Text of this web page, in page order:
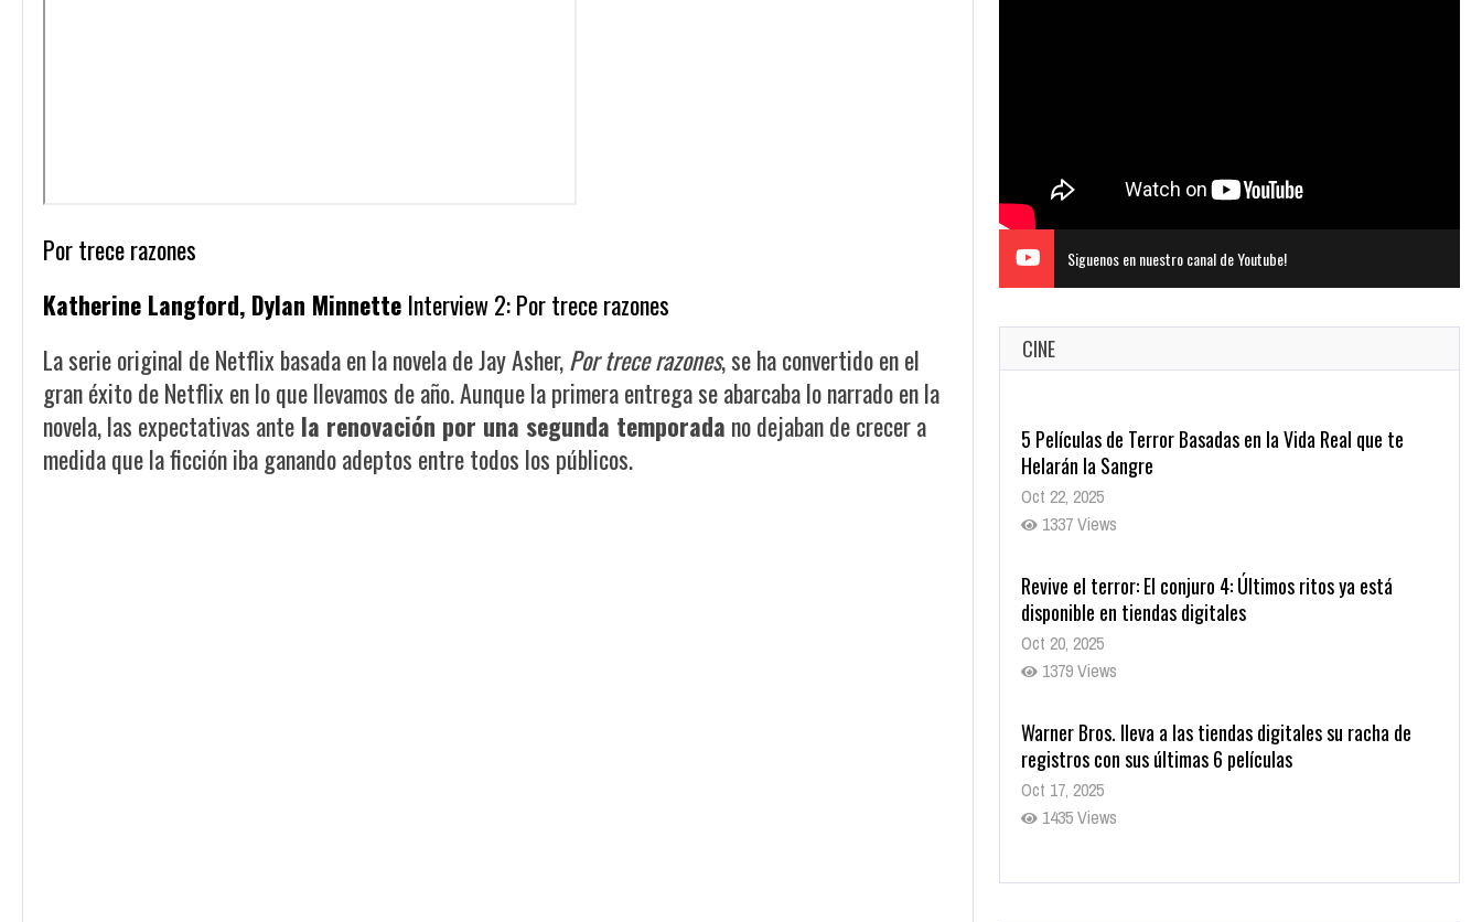
Por trece razones
Katherine Langford, Dylan Minnette Interview 2: Por trece razones
La serie original de Netflix basada en la novela de Jay Asher,Por trece razones, se ha convertido en el
gran éxito de Netflix en lo que llevamos de año. Aunque la primera entrega se abarcaba lo narrado en la
novela, las expectativas ante la renovación por una segunda temporada no dejaban de crecer a
medida que la ficción iba ganando adeptos entre todos los públicos.
Siguenos en nuestro canal de Youtube!
CINE
5 Películas de Terror Basadas en la Vida Real que te
Helarán la Sangre
Oct 22, 2025
1337 Views
Revive el terror: El conjuro 4: Últimos ritos ya está
disponible en tiendas digitales
Oct 20, 2025
1379 Views
Warner Bros. lleva a las tiendas digitales su racha de
registros con sus últimas 6 películas
Oct 17, 2025
1435 Views
CRUNCHYROLL ANUNCIA FECHA DE ESTRENO EN CINES